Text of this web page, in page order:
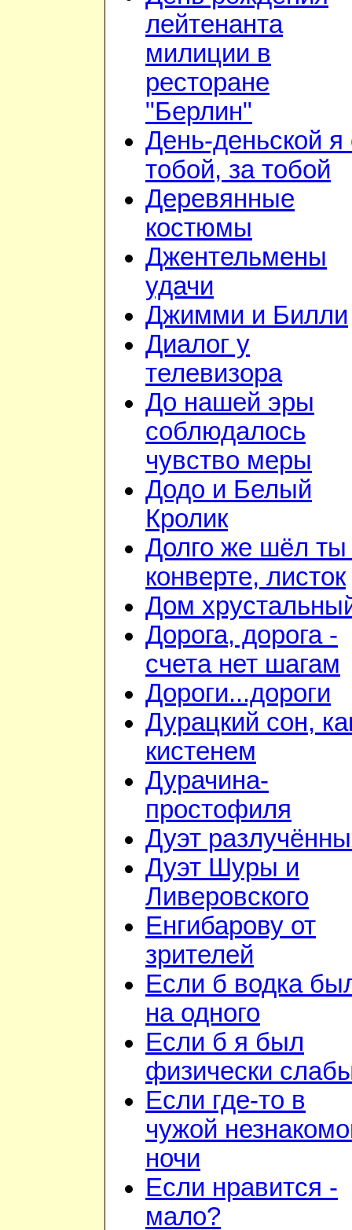
лейтенанта
милиции в
ресторане
"Берлин"
День-деньской я
тобой, за тобой
Деревянные
костюмы
Джентельмены
удачи
Джимми и Билли
Диалог у
телевизора
До нашей эры
соблюдалось
чувство меры
Додо и Белый
Кролик
Долго же шёл ты
конверте, листок
Дом
Дорога, дорога -
счета нет шагам
Дороги...дороги
Дурацкий сон,
кистенем
Дурачина-
простофиля
Дуэт
Дуэт Шуры и
Ливеровского
Енгибарову от
зрителей
Если б водка
на одного
Если б я был
физически
Если где-то в
чужой
ночи
Если нравится -
мало?